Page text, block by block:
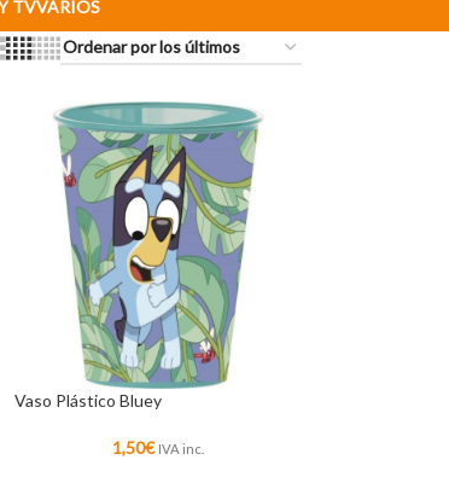
TVVARIOS
Vaso Plástico Bluey
1,50€ IVA inc.